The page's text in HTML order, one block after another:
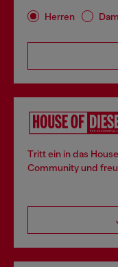
Herren
Tritt ein in das
Community und